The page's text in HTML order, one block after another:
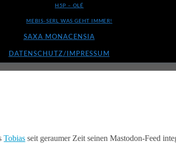
H5P – OLÉ
MEBIS-SERL WAS GEHT IMMER!
SAXA MONACENSIA
DATENSCHUTZ/IMPRESSUM
Tobias seit geraumer Zeit seinen Mastodon-Feed